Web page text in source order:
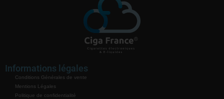
Informations légales
Conditions Générales de vente
Mentions Légales
Politique de confidentialité